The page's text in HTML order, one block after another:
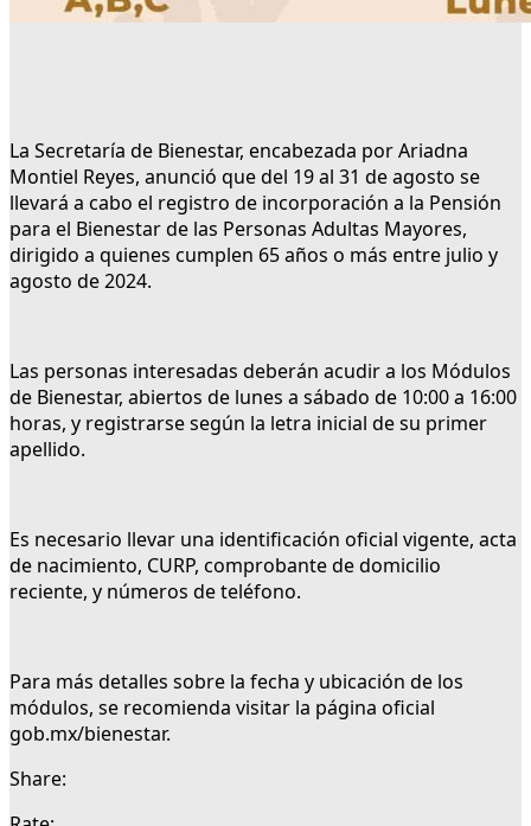
La Secretaría de Bienestar, encabezada por Ariadna
Montiel Reyes, anunció que del 19 al 31 de agosto se
llevará a cabo el registro de incorporación a la Pensión
para el Bienestar de las Personas Adultas Mayores,
dirigido a quienes cumplen 65 años o más entre julio y
agosto de 2024.
Las personas interesadas deberán acudir a los Módulos
de Bienestar, abiertos de lunes a sábado de 10:00 a 16:00
horas, y registrarse según la letra inicial de su primer
apellido.
Es necesario llevar una identificación oficial vigente, acta
de nacimiento, CURP, comprobante de domicilio
reciente, y números de teléfono.
Para más detalles sobre la fecha y ubicación de los
módulos, se recomienda visitar la página oficial
gob.mx/bienestar.
Share: